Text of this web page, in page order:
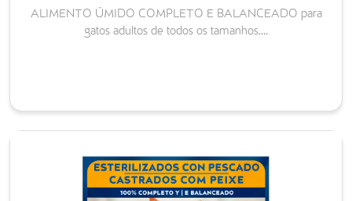
ALIMENTO ÚMIDO COMPLETO E BALANCEADO para
gatos adultos de todos os tamanhos....